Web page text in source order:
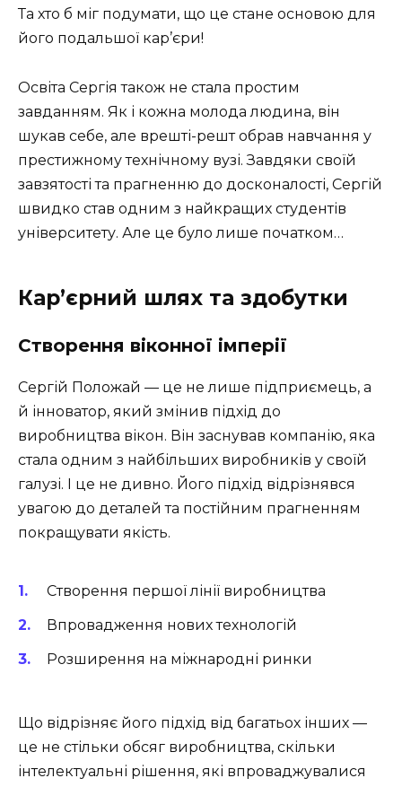
Та хто б міг подумати, що це стане основою для
його подальшої кар’єри!
Освіта Сергія також не стала простим
завданням. Як і кожна молода людина, він
шукав себе, але врешті-решт обрав навчання у
престижному технічному вузі. Завдяки своїй
завзятості та прагненню до досконалості, Сергій
швидко став одним з найкращих студентів
університету. Але це було лише початком…
Кар’єрний шлях та здобутки
Створення віконної імперії
Сергій Положай — це не лише підприємець, а
й інноватор, який змінив підхід до
виробництва вікон. Він заснував компанію, яка
стала одним з найбільших виробників у своїй
галузі. І це не дивно. Його підхід відрізнявся
увагою до деталей та постійним прагненням
покращувати якість.
Створення першої лінії виробництва
Впровадження нових технологій
Розширення на міжнародні ринки
Що відрізняє його підхід від багатьох інших —
це не стільки обсяг виробництва, скільки
інтелектуальні рішення, які впроваджувалися